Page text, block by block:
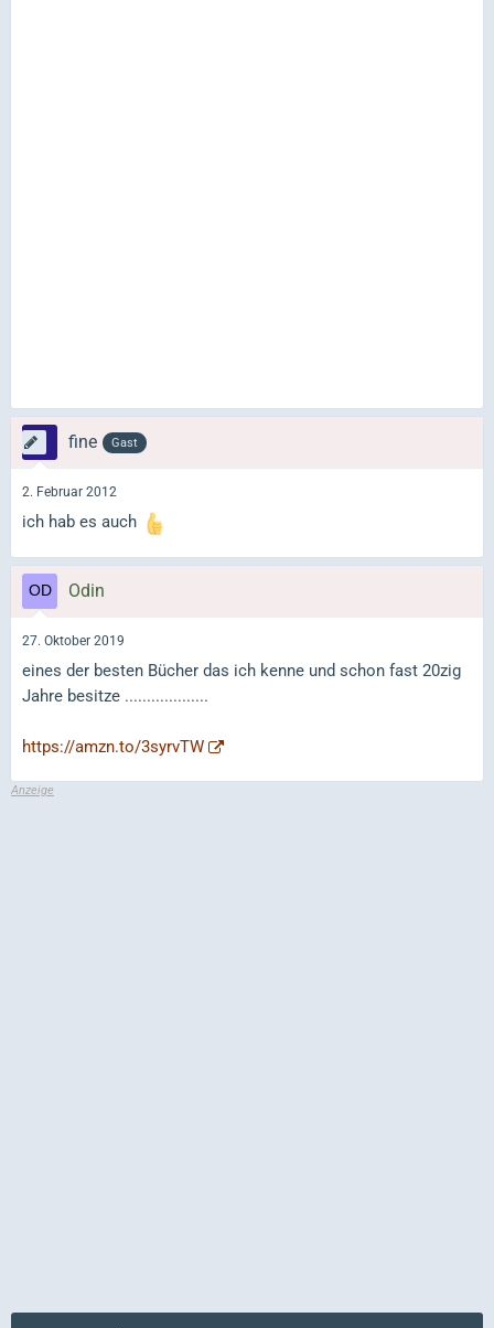
fine Gast
2. Februar 2012
ich hab es auch
Odin
27. Oktober 2019
eines der besten Bücher das ich kenne und schon fast 20zig
Jahre besitze ...................
https://amzn.to/3syrvTW